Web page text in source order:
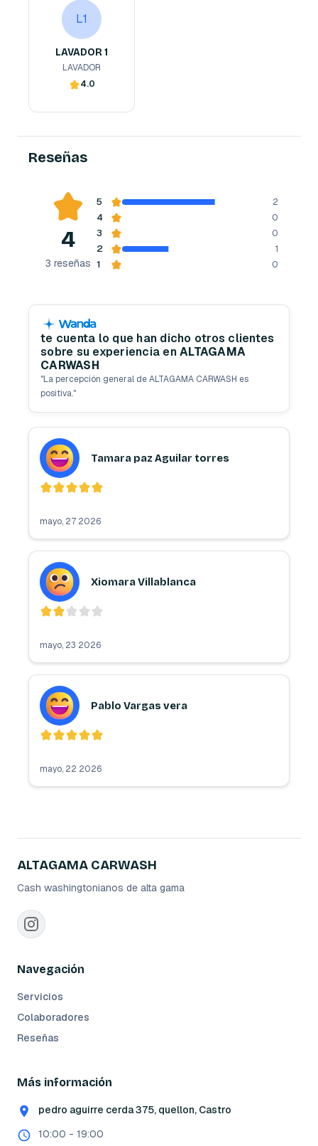
L1
LAVADOR 1
LAVADOR
4.0
LAVADOR
Reseñas
4
3 reseñas
5 2
4 0
3 0
2 1
1 0
te cuenta lo que han dicho otros clientes
sobre su experiencia enALTAGAMA
CARWASH
"La percepción general de ALTAGAMA CARWASH es
positiva."
Tamara paz Aguilar torres
mayo, 27 2026
Xiomara Villablanca
mayo, 23 2026
Pablo Vargas vera
mayo, 22 2026
ALTAGAMA CARWASH
Cash washingtonianos de alta gama
Navegación
Servicios
Colaboradores
Reseñas
Más información
pedro aguirre cerda 375, quellon, Castro
10:00 - 19:00